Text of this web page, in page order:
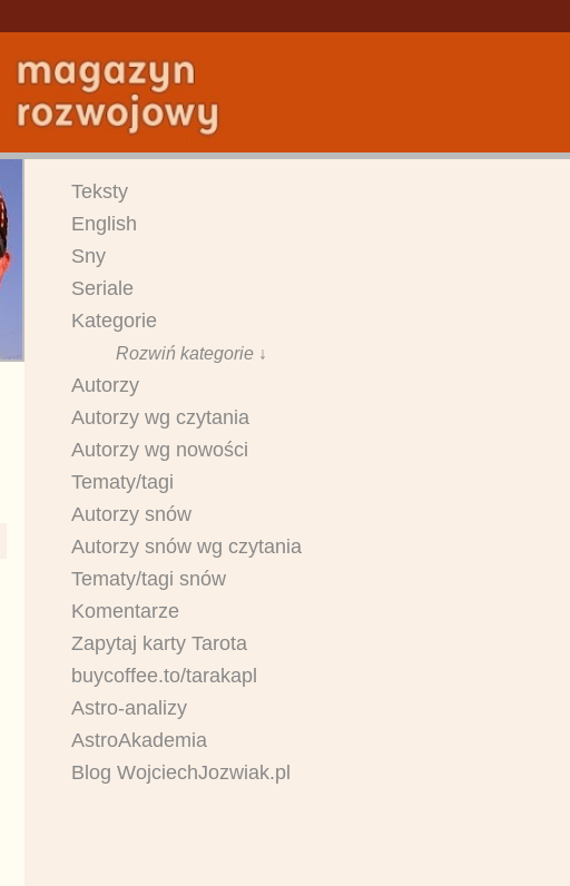
Teksty
English
Sny
Seriale
Kategorie
Rozwiń kategorie ↓
Autorzy
Autorzy wg czytania
Autorzy wg nowości
Tematy/tagi
Autorzy snów
Autorzy snów wg czytania
Tematy/tagi snów
Komentarze
Zapytaj karty Tarota
buycoffee.to/tarakapl
Astro-analizy
AstroAkademia
Blog WojciechJozwiak.pl